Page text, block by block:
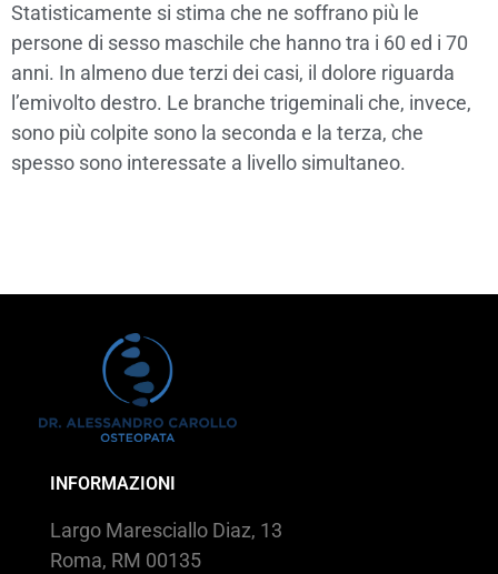
Statisticamente si stima che ne soffrano più le
persone di sesso maschile che hanno tra i 60 ed i 70
anni. In almeno due terzi dei casi, il dolore riguarda
l’emivolto destro. Le branche trigeminali che, invece,
sono più colpite sono la seconda e la terza, che
spesso sono interessate a livello simultaneo.
INFORMAZIONI
Largo Maresciallo Diaz, 13
Roma, RM 00135